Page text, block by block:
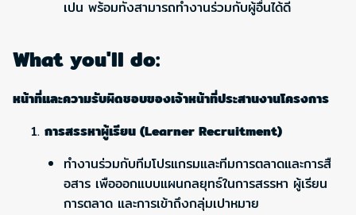
เปน พร้อมทังสามารถทำงานร่วมกับผู้อื่นได้ดี
What you'll do:
หน้าที่และความรับผิดชอบของเจ้าหน้าที่ประสานงานโครงการ
การสรรหาผู้เรียน (Learner Recruitment)
ทำงานร่วมกับทีมโปรแกรมและทีมการตลาดและการสื
อสาร เพือออกแบบแผนกลยุทธ์ในการสรรหา ผู้เรียน
การตลาด และการเข้าถึงกลุ่มเปาหมาย